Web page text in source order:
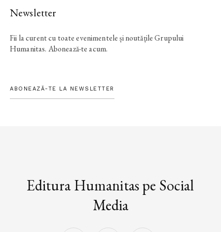
Newsletter
Fii la curent cu toate evenimentele și noutățile Grupului
Humanitas. Abonează-te acum.
ABONEAZĂ-TE LA NEWSLETTER
Editura Humanitas pe Social
Media